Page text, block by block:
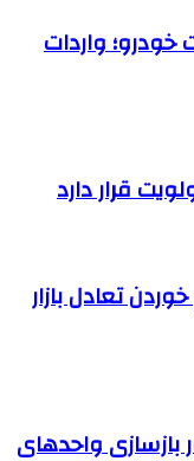
واردات
قرار دارد
تعادل بازار
بازسازی واحدهای